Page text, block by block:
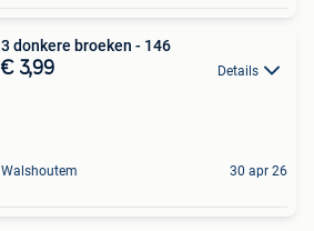
3 donkere broeken - 146
€ 3,99 Details
Walshoutem 30 apr 26